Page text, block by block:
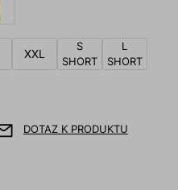
XXL
S
SHORT
L
SHORT
DOTAZ K PRODUKTU